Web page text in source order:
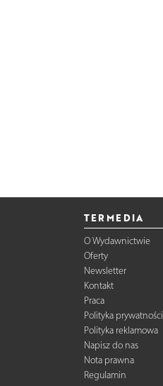
TERMEDIA
O Wydawnictwie
Oferty
Newsletter
Kontakt
Praca
Polityka prywatności
Polityka reklamowa
Napisz do nas
Nota prawna
Regulamin